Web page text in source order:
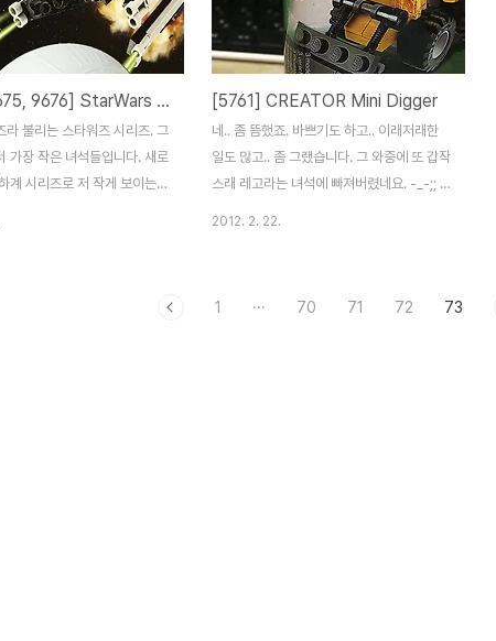
[9674, 9675, 9676] StarWars 미니 은하계 시리즈 1.
라 불리는 스타워즈 시리즈. 그
가장 작은 녀석들입니다. 새로
계 시리즈로 저 작게 보이는
[5761] CREATOR Mini Digger
네.. 좀 뜸했죠. 바쁘기도 하고.. 이래저래한
일도 많고.. 좀 그랬습니다. 그 와중에 또 갑작
스래 레고라는 녀석에 빠져버렸네요. -_-;; 아
크리에이터 시리즈는 하나의 브릭세트로 여
2012. 2. 22.
1 ··· 70 71 72 73